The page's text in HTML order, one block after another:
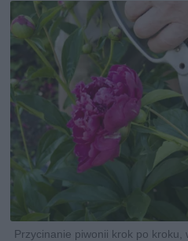
Przycinanie piwonii krok po kroku,